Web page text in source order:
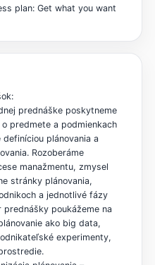
plan: Get what you want
prednáške poskytneme
predmete a podmienkach
definíciou plánovania a
Rozoberáme
manažmentu, zmysel
stránky plánovania,
a jednotlivé fázy
prednášky poukážeme na
ako big data,
experimenty,